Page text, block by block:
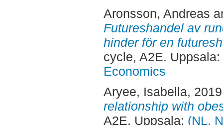
Aronsson, Andreas
Futureshandel av
hinder för en
cycle, A2E. Uppsala:
Economics
Aryee, Isabella,
relationship with
A2E. Uppsala: (NL,